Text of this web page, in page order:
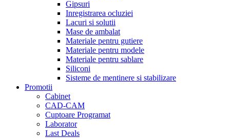
Gipsuri
Inregistrarea ocluziei
Lacuri si solutii
Mase de ambalat
Materiale pentru gutiere
Materiale pentru modele
Materiale pentru sablare
Siliconi
Sisteme de mentinere si stabilizare
Promotii
Cabinet
CAD-CAM
Cuptoare Programat
Laborator
Last Deals